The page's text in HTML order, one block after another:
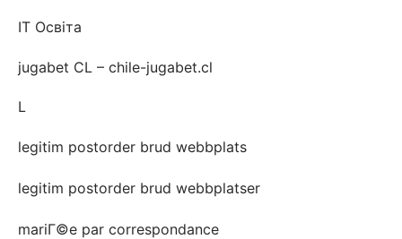
IT Освіта
jugabet CL – chile-jugabet.cl
L
legitim postorder brud webbplats
legitim postorder brud webbplatser
mariГ©e par correspondance